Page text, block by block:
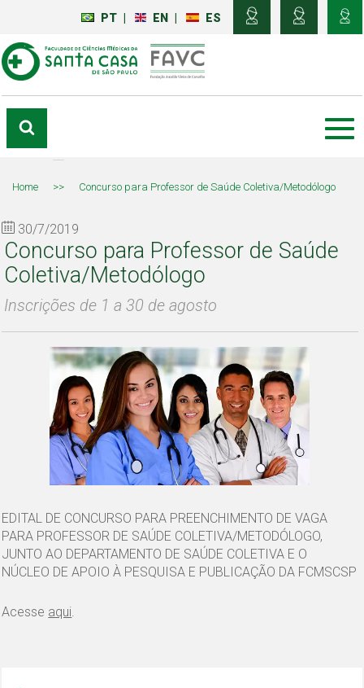
PT EN ES
Home >> Concurso para Professor de Saúde Coletiva/Metodólogo
30/7/2019
Concurso para Professor de Saúde
Coletiva/Metodólogo
Inscrições de 1 a 30 de agosto
EDITAL DE CONCURSO PARA PREENCHIMENTO DE VAGA
PARA PROFESSOR DE SAÚDE COLETIVA/METODÓLOGO,
JUNTO AO DEPARTAMENTO DE SAÚDE COLETIVA E O
NÚCLEO DE APOIO À PESQUISA E PUBLICAÇÃO DA FCMSCSP
Acesse aqui